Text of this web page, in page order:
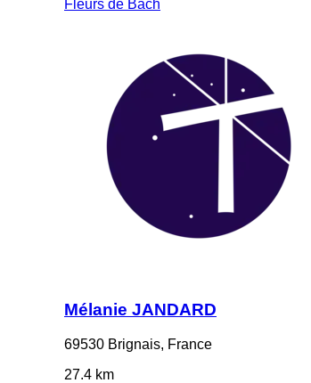
Fleurs de Bach
Mélanie JANDARD
69530 Brignais, France
27.4 km